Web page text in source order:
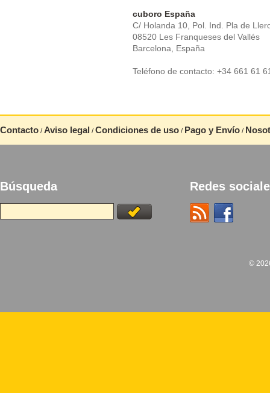
cuboro España
C/ Holanda 10, Pol. Ind. Pla de
08520 Les Franqueses del Vallés
Barcelona, España
Teléfono de contacto: +34 661 61
Contacto /Aviso legal /Condiciones de uso / Pago y Envío /
Búsqueda Redes
©